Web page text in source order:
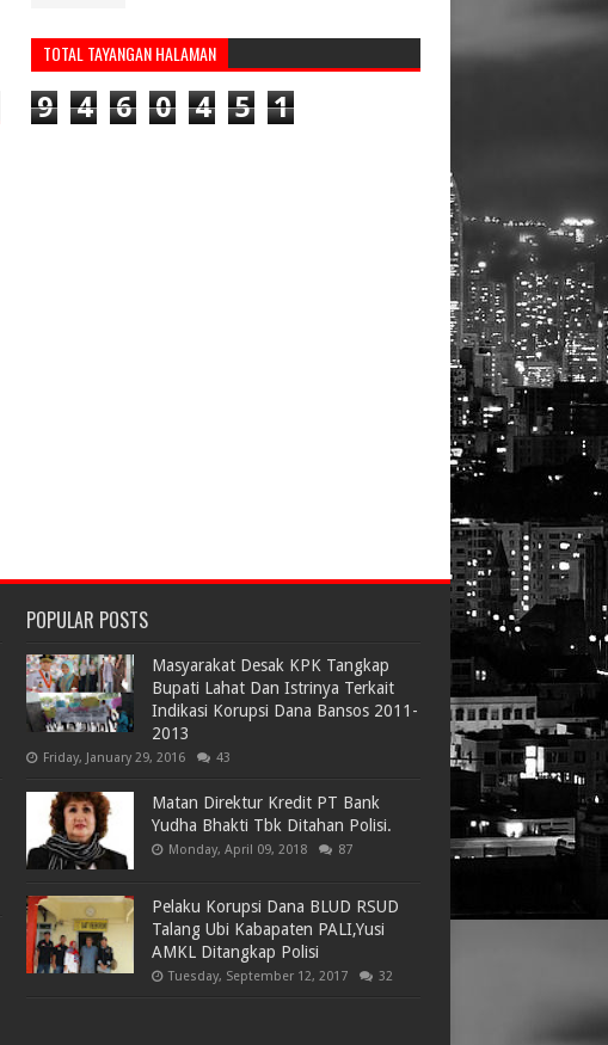
TOTAL TAYANGAN HALAMAN
9 4 6 0 4 5 1
POPULAR POSTS
Masyarakat Desak KPK Tangkap
Bupati Lahat Dan Istrinya Terkait
Indikasi Korupsi Dana Bansos 2011-
2013
Friday, January 29, 2016 43
Matan Direktur Kredit PT Bank
Yudha Bhakti Tbk Ditahan Polisi.
Monday, April 09, 2018 87
Pelaku Korupsi Dana BLUD RSUD
Talang Ubi Kabapaten PALI,Yusi
AMKL Ditangkap Polisi
Tuesday, September 12, 2017 32